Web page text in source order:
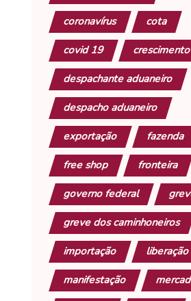
coronavírus cota
covid 19 crescimento
despachante aduaneiro
despacho aduaneiro
exportação fazenda
free shop fronteira
governo federal
greve dos caminhoneiros
importação liberação
manifestação